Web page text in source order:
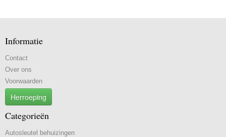
Informatie
Contact
Over ons
Voorwaarden
Herroeping
Categorieën
Autosleutel behuizingen